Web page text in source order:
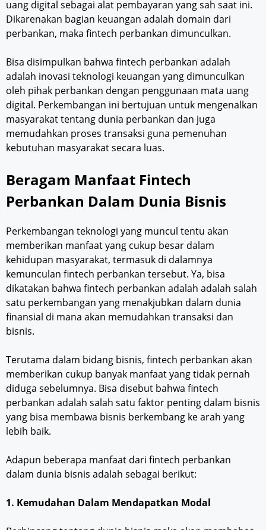
uang digital sebagai alat pembayaran yang sah saat ini.
Dikarenakan bagian keuangan adalah domain dari
perbankan, maka fintech perbankan dimunculkan.
Bisa disimpulkan bahwa fintech perbankan adalah
adalah inovasi teknologi keuangan yang dimunculkan
oleh pihak perbankan dengan penggunaan mata uang
digital. Perkembangan ini bertujuan untuk mengenalkan
masyarakat tentang dunia perbankan dan juga
memudahkan proses transaksi guna pemenuhan
kebutuhan masyarakat secara luas.
Beragam Manfaat Fintech
Perbankan Dalam Dunia Bisnis
Perkembangan teknologi yang muncul tentu akan
memberikan manfaat yang cukup besar dalam
kehidupan masyarakat, termasuk di dalamnya
kemunculan fintech perbankan tersebut. Ya, bisa
dikatakan bahwa fintech perbankan adalah adalah salah
satu perkembangan yang menakjubkan dalam dunia
finansial di mana akan memudahkan transaksi dan
bisnis.
Terutama dalam bidang bisnis, fintech perbankan akan
memberikan cukup banyak manfaat yang tidak pernah
diduga sebelumnya. Bisa disebut bahwa fintech
perbankan adalah salah satu faktor penting dalam bisnis
yang bisa membawa bisnis berkembang ke arah yang
lebih baik.
Adapun beberapa manfaat dari fintech perbankan
dalam dunia bisnis adalah sebagai berikut:
1. Kemudahan Dalam Mendapatkan Modal